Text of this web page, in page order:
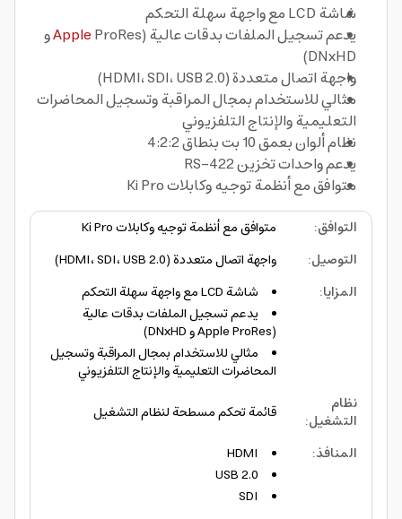
شاشة LCD مع واجهة سهلة التحكم
يدعم تسجيل الملفات بدقات عالية (
AppleProRes و
DNxHD)
واجهة اتصال متعددة (HDMI، SDI، USB 2.0)
مثالي للاستخدام بمجال المراقبة وتسجيل المحاضرات
التعليمية والإنتاج التلفزيوني
نظام ألوان بعمق 10 بت بنطاق 4:2:2
يدعم واحدات تخزين RS-422
متوافق مع أنظمة توجيه وكابلات Ki Pro
التوافق:
متوافق مع أنظمة توجيه وكابلات Ki Pro
التوصيل:
واجهة اتصال متعددة (HDMI، SDI، USB 2.0)
المزايا:
شاشة LCD مع واجهة سهلة التحكم
يدعم تسجيل الملفات بدقات عالية
(Apple ProRes و DNxHD)
مثالي للاستخدام بمجال المراقبة وتسجيل
المحاضرات التعليمية والإنتاج التلفزيوني
نظام
التشغيل:
قائمة تحكم مسطحة لنظام التشغيل
المنافذ:
HDMI
USB 2.0
SDI